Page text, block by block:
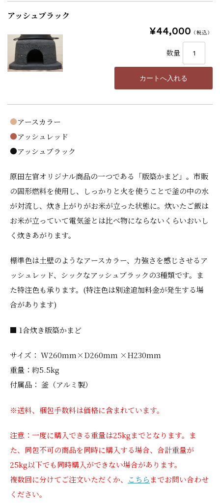
アッシュブラック
¥44,000 （税込）
数量
●アースカラー
●アッシュレッド
●アッシュブラック
原田左官オリジナル商品の一つである「版築かまど」。市販
の固形燃料を使用し、しっかりと火を使うことで釜の中の水
が対流し、炊き上がりがお米が立った状態に。炊いたご飯は
お米が立っていて電気釜とは比べ物にならないくらいおいし
く炊きあがります。
標準色は土壁のようなアースカラー、力強さを感じさせるア
ッシュレッド、シックなアッシュブラックの3種類です。ま
た特注色も承ります。(特注色は別途追加料金が発生する場
合があります)
■ 1合炊き版築かまど
サイズ： W260mm×D260mm ×H230mm
重量：約5.5kg
付属品： 釜（アルミ製）
※送料、梱包手数料は価格に含まれています。
注意：一度に購入できる重量は25kgまでとなります。ま
た、同包不可の商品を同時に購入する場合、合計重量が
25kg以下でも同時購入ができない場合があります。
複数回に分けてご注文いただくか、
こちらまでお問い合わせ
ください。